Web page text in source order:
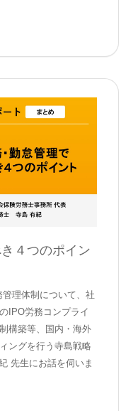
４つのポイン
管理体制について、社
IPO労務コンプライ
構築等、国内・海外
ングを行う寺島戦略
先生にお話を伺いま